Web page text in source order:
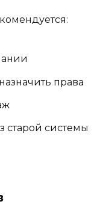
права
старой системы